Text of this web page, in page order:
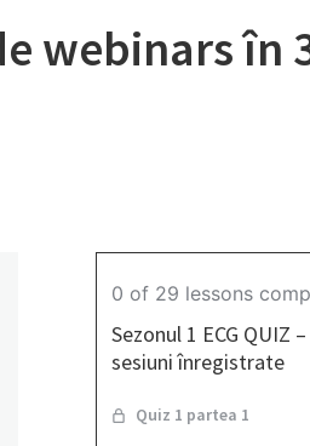
în
0 of 29 lessons
Sezonul 1 ECG QUIZ
sesiuni înregistrate
Quiz 1 partea 1